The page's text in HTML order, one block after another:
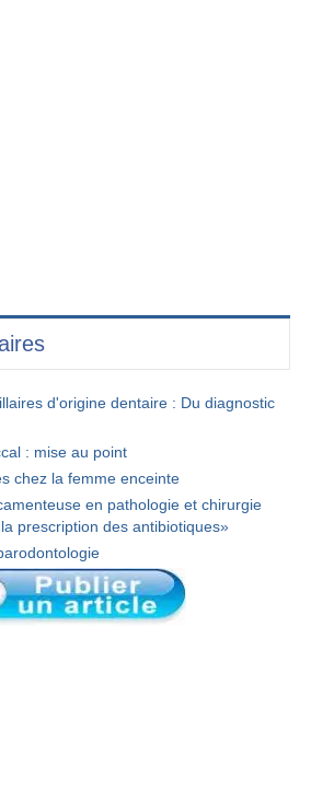
d'origine dentaire : Du diagnostic
: mise au point
chez la femme enceinte
en pathologie et chirurgie
prescription des antibiotiques»